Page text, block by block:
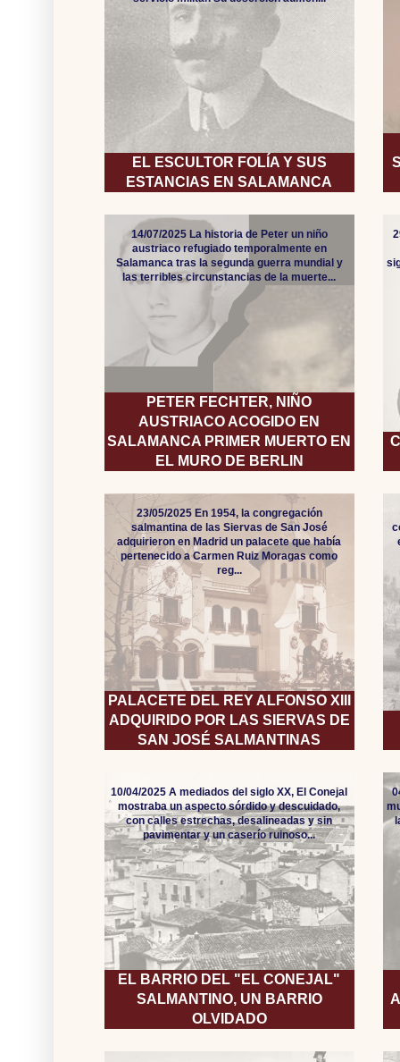
EL ESCULTOR FOLÍA Y SUS
ESTANCIAS EN SALAMANCA
PETER FECHTER, NIÑO
AUSTRIACO ACOGIDO EN
SALAMANCA PRIMER MUERTO EN
EL MURO DE BERLIN
14/07/2025 La historia de Peter un niño
austriaco refugiado temporalmente en
Salamanca tras la segunda guerra mundial y
las terribles circunstancias de la muerte...
PALACETE DEL REY ALFONSO XIII
ADQUIRIDO POR LAS SIERVAS DE
SAN JOSÉ SALMANTINAS
23/05/2025 En 1954, la congregación
salmantina de las Siervas de San José
adquirieron en Madrid un palacete que había
pertenecido a Carmen Ruiz Moragas como
reg...
EL BARRIO DEL "EL CONEJAL"
SALMANTINO, UN BARRIO
OLVIDADO
10/04/2025 A mediados del siglo XX, El Conejal
mostraba un aspecto sórdido y descuidado,
con calles estrechas, desalineadas y sin
pavimentar y un caserío ruinoso...